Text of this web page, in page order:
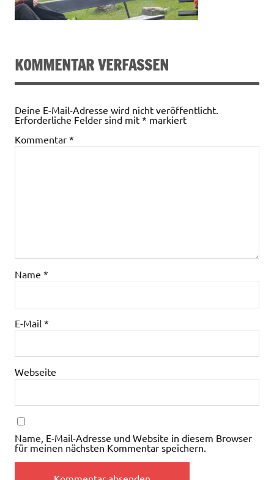
KOMMENTAR VERFASSEN
Deine E-Mail-Adresse wird nicht veröffentlicht.
Erforderliche Felder sind mit * markiert
Kommentar *
Name *
E-Mail *
Webseite
Name, E-Mail-Adresse und Website in diesem Browser
für meinen nächsten Kommentar speichern.